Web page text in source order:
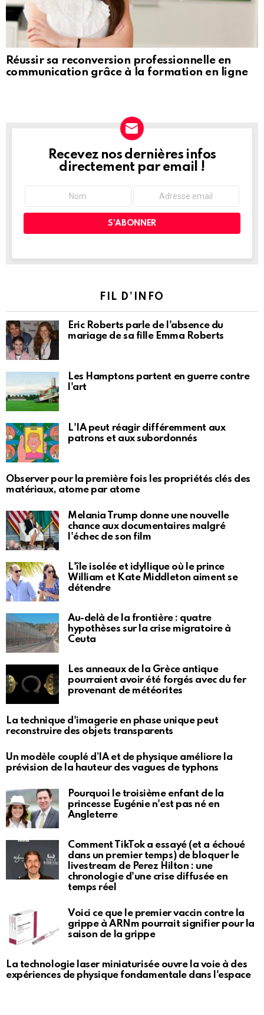
Réussir sa reconversion professionnelle en
communication grâce à la formation en ligne
NEWSLETTER
Recevez nos dernières infos
directement par email !
FIL D’INFO
Eric Roberts parle de l'absence du
mariage de sa fille Emma Roberts
Les Hamptons partent en guerre contre
l'art
L'IA peut réagir différemment aux
patrons et aux subordonnés
Observer pour la première fois les propriétés clés des
matériaux, atome par atome
Melania Trump donne une nouvelle
chance aux documentaires malgré
l'échec de son film
L'île isolée et idyllique où le prince
William et Kate Middleton aiment se
détendre
Au-delà de la frontière : quatre
hypothèses sur la crise migratoire à
Ceuta
Les anneaux de la Grèce antique
pourraient avoir été forgés avec du fer
provenant de météorites
La technique d'imagerie en phase unique peut
reconstruire des objets transparents
Un modèle couplé d’IA et de physique améliore la
prévision de la hauteur des vagues de typhons
Pourquoi le troisième enfant de la
princesse Eugénie n'est pas né en
Angleterre
Comment TikTok a essayé (et a échoué
dans un premier temps) de bloquer le
livestream de Perez Hilton : une
chronologie d'une crise diffusée en
temps réel
Voici ce que le premier vaccin contre la
grippe à ARNm pourrait signifier pour la
saison de la grippe
La technologie laser miniaturisée ouvre la voie à des
expériences de physique fondamentale dans l'espace